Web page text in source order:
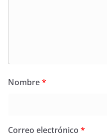
Nombre*
Correo electrónico *